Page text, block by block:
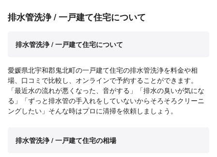
排水管洗浄 / 一戸建て住宅について
排水管洗浄 / 一戸建て住宅について
愛媛県北宇和郡鬼北町の一戸建て住宅の排水管洗浄を料金や相
場、口コミで比較し、オンラインで予約することができます。
「最近水の流れが悪くなった、音がする」「排水の臭いが気にな
る」「ずっと排水管の手入れをしていないからそろそろクリーニ
ングしたい」そんな時はプロに清掃を依頼しましょう。
排水管洗浄 / 一戸建て住宅の相場